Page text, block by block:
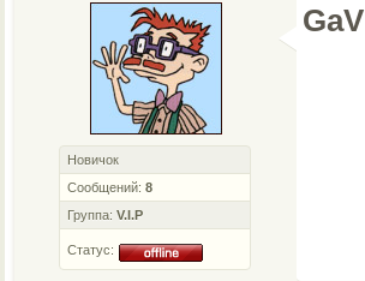
Новичок
Сообщений: 8
Группа: V.I.P
Статус:
GaV